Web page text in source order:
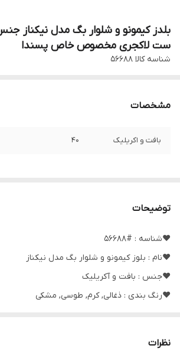
بلدز کیمونو و شلوار بگ مدل نیکناز
ست لاکجری مخصوص خاص پسندا
شناسه کالا ۵۶۶۸۸
مشخصات
بافت و اکریلیک ۴۰
توضیحات
❤️شناسه : #56688
❤️نام : بلوز کیمونو و شلوار بگ مدل نیکناز
❤️جنس : بافت و آکریلیک
❤️رنگ بندی : ذغالی, کرم, طوسی, مشکی
نظرات